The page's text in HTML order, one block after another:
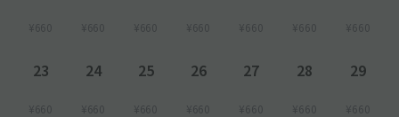
¥660 ¥660 ¥660 ¥660 ¥660 ¥660 ¥660
23
¥660
24
¥660
25
¥660
26
¥660
27
¥660
28
¥660
29
¥660